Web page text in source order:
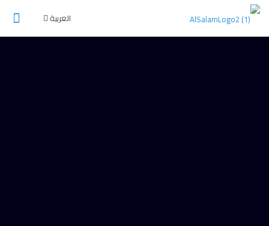
العربية